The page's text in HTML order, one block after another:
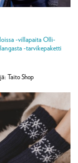
-villapaita Olli-
-tarvikepaketti
Taito Shop